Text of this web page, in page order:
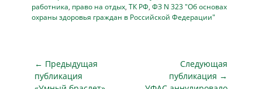
документов".
Прошло 2 недели
инспекторы ГИТ
наказывают и за
расписания труда и
отдыха
сотрудников.
работника, право на отдых, ТК РФ, ФЗ N 323 "Об основах
охраны здоровья граждан в Российской Федерации"
Навигация
по
← Предыдущая
публикация
Следующая
публикация →